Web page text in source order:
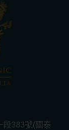
段383號(國泰